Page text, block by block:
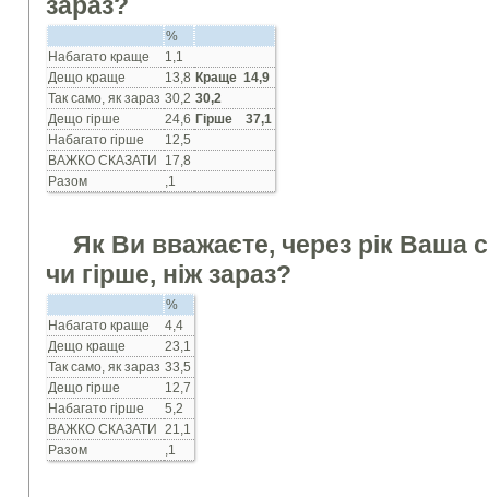
%
Набагато краще
1,1
Дещо краще
13,8 Краще 14,9
Так само, як зараз 30,2 30,2
Дещо гiрше
24,6 Гірше 37,1
Набагато гiрше
12,5
ВАЖКО СКАЗАТИ
17,8
Разом
,1
Як Ви вважаєте, через рiк Ваша
чи гiрше, нiж зараз?
%
Набагато краще
4,4
Дещо краще
23,1
Так само, як зараз 33,5
Дещо гiрше
12,7
Набагато гiрше
5,2
ВАЖКО СКАЗАТИ
21,1
Разом
,1